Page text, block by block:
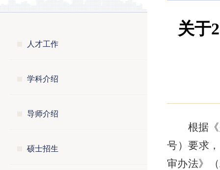
人才工作
学科介绍
导师介绍
硕士招生
关于
根据
号）要求，
审办法》